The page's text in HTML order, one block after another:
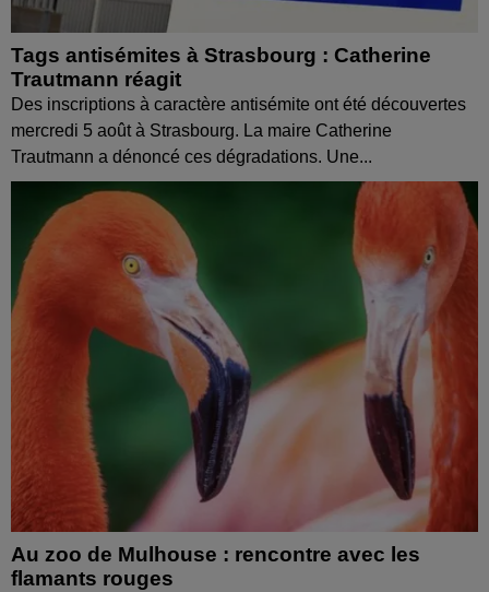
Tags antisémites à Strasbourg : Catherine
Trautmann réagit
Des inscriptions à caractère antisémite ont été découvertes
mercredi 5 août à Strasbourg. La maire Catherine
Trautmann a dénoncé ces dégradations. Une...
Au zoo de Mulhouse : rencontre avec les
flamants rouges